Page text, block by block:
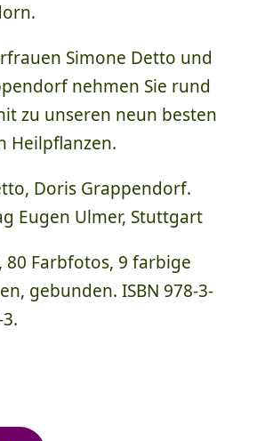
Simone Detto und
nehmen Sie rund
zu unseren neun besten
Heilpflanzen.
Doris Grappendorf.
Eugen Ulmer, Stuttgart
80 Farbfotos, 9 farbige
gebunden. ISBN 978-3-